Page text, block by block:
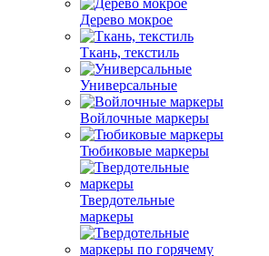
Дерево мокрое
Ткань, текстиль
Универсальные
Войлочные маркеры
Тюбиковые маркеры
Твердотельные
маркеры